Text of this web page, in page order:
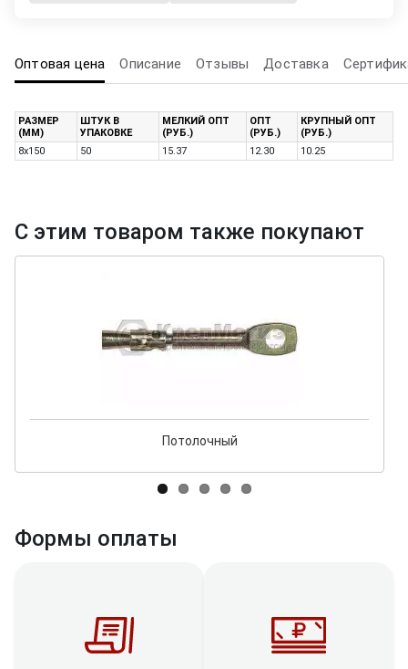
Оптовая цена Описание Отзывы Доставка
РАЗМЕР
(ММ)
ШТУК В
УПАКОВКЕ
МЕЛКИЙ ОПТ
(РУБ.)
ОПТ
(РУБ.)
КРУПНЫЙ ОПТ
(РУБ.)
8х150
50 15.37 12.30 10.25
С этим товаром также покупают
Потолочный
Формы оплаты